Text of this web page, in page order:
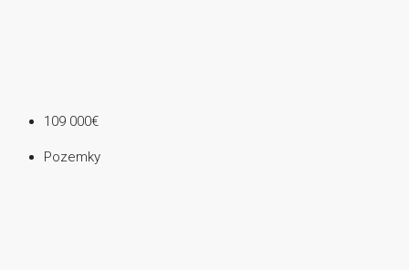
109 000€
Pozemky